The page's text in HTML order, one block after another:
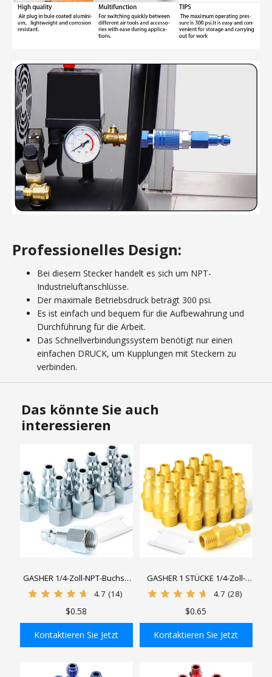
Professionelles Design:
Bei diesem Stecker handelt es sich um NPT-
Industrieluftanschlüsse.
Der maximale Betriebsdruck beträgt 300 psi.
Es ist einfach und bequem für die Aufbewahrung und
Durchführung für die Arbeit.
Das Schnellverbindungssystem benötigt nur einen
einfachen DRUCK, um Kupplungen mit Steckern zu
verbinden.
Das könnte Sie auch
interessieren
In den Einkaufswagen
GASHER 1/4-Zoll-NPT-Buchse
Industrieluftstecker,
4.7 (14)
$0.58
Kontaktieren Sie Jetzt
In den Einkaufswagen
GASHER 1 STÜCKE 1/4-Zoll-
NPT-Stecker
Pneumatikstecker 300 PSI
4.7 (28)
$0.65
Kontaktieren Sie Jetzt